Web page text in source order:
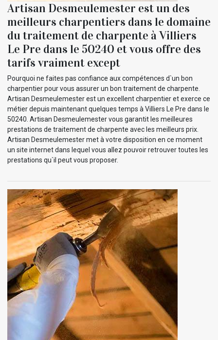
Artisan Desmeulemester est un des
meilleurs charpentiers dans le domaine
du traitement de charpente à Villiers
Le Pre dans le 50240 et vous offre des
tarifs vraiment except
Pourquoi ne faites pas confiance aux compétences d`un bon
charpentier pour vous assurer un bon traitement de charpente.
Artisan Desmeulemester est un excellent charpentier et exerce ce
métier depuis maintenant quelques temps à Villiers Le Pre dans le
50240. Artisan Desmeulemester vous garantit les meilleures
prestations de traitement de charpente avec les meilleurs prix.
Artisan Desmeulemester met à votre disposition en ce moment
un site internet dans lequel vous allez pouvoir retrouver toutes les
prestations qu`il peut vous proposer.